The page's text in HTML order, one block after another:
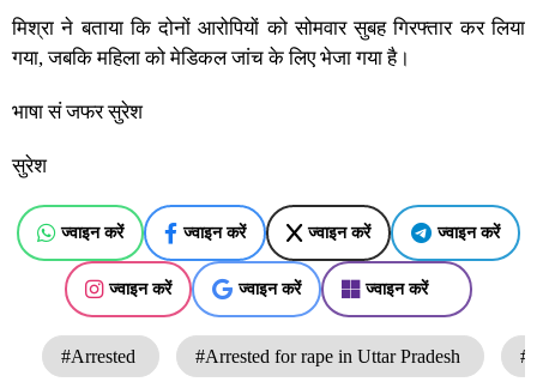
मिश्रा ने बताया कि दोनों आरोपियों को सोमवार सुबह गिरफ्तार कर लिया
गया, जबकि महिला को मेडिकल जांच के लिए भेजा गया है।
भाषा सं जफर सुरेश
सुरेश
ज्वाइन करें ज्वाइन करें ज्वाइन करें ज्वाइन करें
ज्वाइन करें ज्वाइन करें ज्वाइन करें
#Arrested #Arrested for rape in Uttar Pradesh